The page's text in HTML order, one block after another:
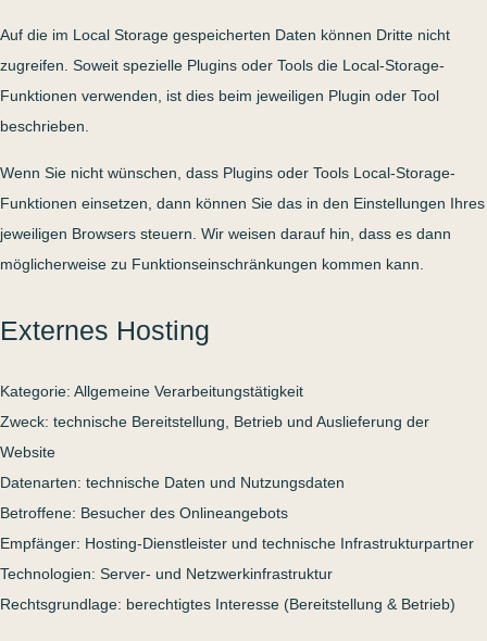
Auf die im Local Storage gespeicherten Daten können Dritte nicht
zugreifen. Soweit spezielle Plugins oder Tools die Local-Storage-
Funktionen verwenden, ist dies beim jeweiligen Plugin oder Tool
beschrieben.
Wenn Sie nicht wünschen, dass Plugins oder Tools Local-Storage-
Funktionen einsetzen, dann können Sie das in den Einstellungen Ihres
jeweiligen Browsers steuern. Wir weisen darauf hin, dass es dann
möglicherweise zu Funktionseinschränkungen kommen kann.
Externes Hosting
Kategorie: Allgemeine Verarbeitungstätigkeit
Zweck: technische Bereitstellung, Betrieb und Auslieferung der
Website
Datenarten: technische Daten und Nutzungsdaten
Betroffene: Besucher des Onlineangebots
Empfänger: Hosting-Dienstleister und technische Infrastrukturpartner
Technologien: Server- und Netzwerkinfrastruktur
Rechtsgrundlage: berechtigtes Interesse (Bereitstellung & Betrieb)